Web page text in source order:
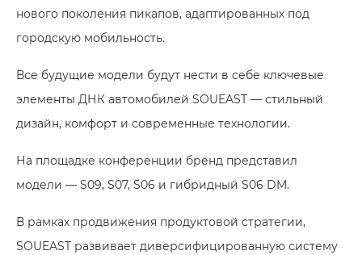
нового поколения пикапов, адаптированных под
городскую мобильность.
Все будущие модели будут нести в себе ключевые
элементы ДНК автомобилей SOUEAST — стильный
дизайн, комфорт и современные технологии.
На площадке конференции бренд представил
модели — S09, S07, S06 и гибридный S06 DM.
В рамках продвижения продуктовой стратегии,
SOUEAST развивает диверсифицированную систему